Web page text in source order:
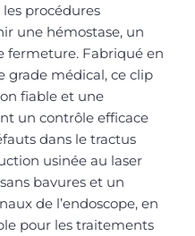
procédures
une hémostase, un
fermeture. Fabriqué en
grade médical, ce clip
fiable et une
un contrôle efficace
dans le tractus
usinée au laser
bavures et un
de l’endoscope, en
pour les traitements